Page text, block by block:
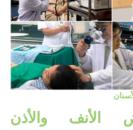
الأنف والأذن